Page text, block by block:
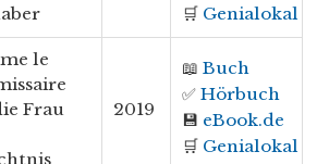
🛒 Genialokal
le
Frau
2019
📖 Buch
✅ Hörbuch
💾 eBook.de
🛒 Genialokal